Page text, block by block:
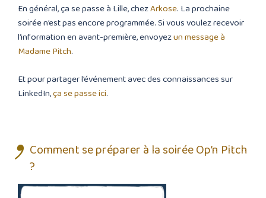
En général, ça se passe à Lille, chezArkose. La prochaine
soirée n’est pas encore programmée. Si vous voulez recevoir
l’information en avant-première, envoyezun message à
Madame Pitch.
Et pour partager l’événement avec des connaissances sur
LinkedIn,ça se passe ici.
Comment se préparer à la soirée Op’n Pitch
?